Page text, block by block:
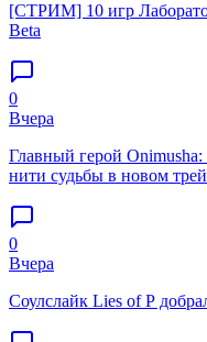
[СТРИМ] 10 игр
Beta
0
Вчера
Главный герой Onimusha:
нити судьбы в новом
0
Вчера
Соулслайк Lies of P